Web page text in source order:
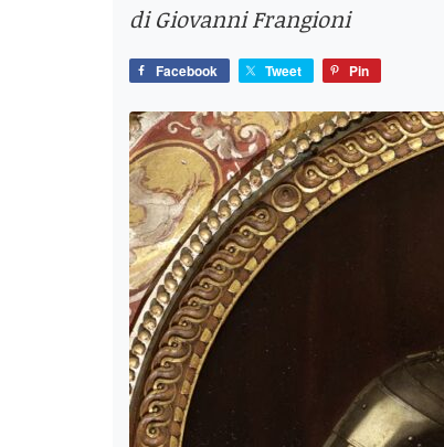
di Giovanni Frangioni
Facebook Tweet Pin